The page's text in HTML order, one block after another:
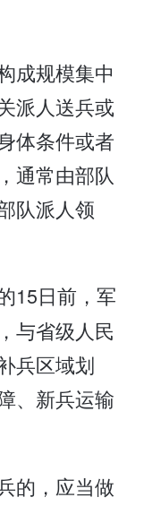
成规模集中
派人送兵或
体条件或者
通常由部队
队派人领
15日前，军
与省级人民
兵区域划
、新兵运输
的，应当做